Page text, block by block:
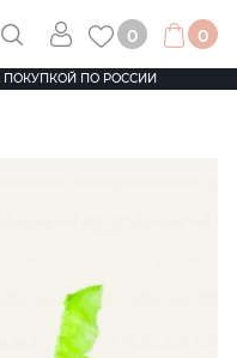
ПО РОССИИ
0 0